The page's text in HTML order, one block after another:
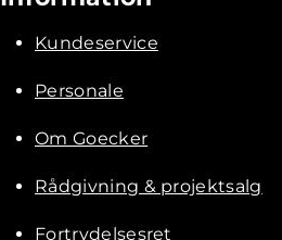
Kundeservice
Personale
Om Goecker
Rådgivning & projektsalg
Fortrydelsesret